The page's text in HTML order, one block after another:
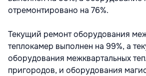
отремонтировано на 76%.
Текущий ремонт оборудования
теплокамер выполнен на 99%, а
оборудования межквартальных
пригородов, и оборудования